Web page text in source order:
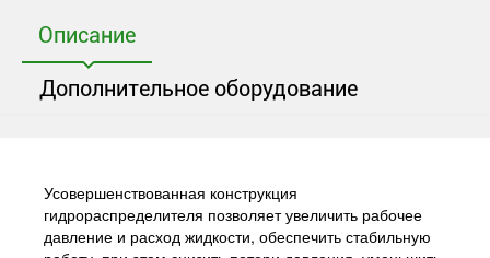
Описание
Дополнительное оборудование
Усовершенствованная конструкция
гидрораспределителя позволяет увеличить рабочее
давление и расход жидкости, обеспечить стабильную